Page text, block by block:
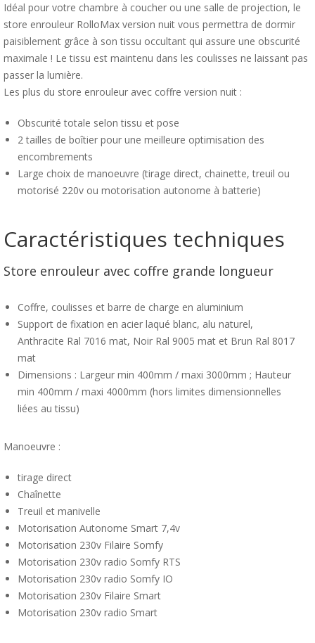
Idéal pour votre chambre à coucher ou une salle de projection, le
store enrouleur RolloMax version nuit vous permettra de dormir
paisiblement grâce à son tissu occultant qui assure une obscurité
maximale ! Le tissu est maintenu dans les coulisses ne laissant pas
passer la lumière.
Les plus du store enrouleur avec coffre version nuit :
Obscurité totale selon tissu et pose
2 tailles de boîtier pour une meilleure optimisation des
encombrements
Large choix de manoeuvre (tirage direct, chainette, treuil ou
motorisé 220v ou motorisation autonome à batterie)
Caractéristiques techniques
Store enrouleur avec coffre grande longueur
Coffre, coulisses et barre de charge en aluminium
Support de fixation en acier laqué blanc, alu naturel,
Anthracite Ral 7016 mat, Noir Ral 9005 mat et Brun Ral 8017
mat
Dimensions : Largeur min 400mm / maxi 3000mm ; Hauteur
min 400mm / maxi 4000mm (hors limites dimensionnelles
liées au tissu)
Manoeuvre :
tirage direct
Chaînette
Treuil et manivelle
Motorisation Autonome Smart 7,4v
Motorisation 230v Filaire Somfy
Motorisation 230v radio Somfy RTS
Motorisation 230v radio Somfy IO
Motorisation 230v Filaire Smart
Motorisation 230v radio Smart